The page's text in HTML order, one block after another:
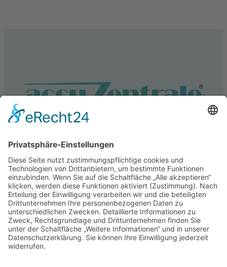
Service
Information
Unsere weiteren Shops